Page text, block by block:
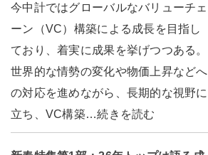
今中計ではグローバルなバリューチェ
ーン（VC）構築による成長を目指し
ており、着実に成果を挙げつつある。
世界的な情勢の変化や物価上昇などへ
の対応を進めながら、長期的な視野に
立ち、VC構築…続きを読む